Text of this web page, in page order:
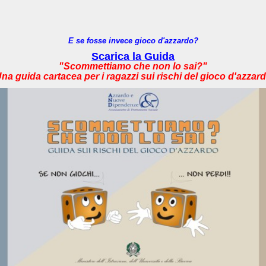
E se fosse invece gioco d'azzardo?
Scarica la Guida
"Scommettiamo che non lo sai?"
guida cartacea per i ragazzi sui rischi del gioco